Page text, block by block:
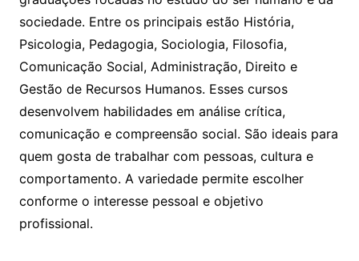
sociedade. Entre os principais estão História,
Psicologia, Pedagogia, Sociologia, Filosofia,
Comunicação Social, Administração, Direito e
Gestão de Recursos Humanos. Esses cursos
desenvolvem habilidades em análise crítica,
comunicação e compreensão social. São ideais para
quem gosta de trabalhar com pessoas, cultura e
comportamento. A variedade permite escolher
conforme o interesse pessoal e objetivo
profissional.